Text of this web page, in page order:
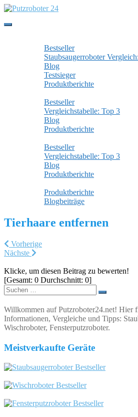
Skip to main content
Toggle navigation
Bestseller
Staubsaugerroboter
Blog
Testsieger
Produktberichte
Bestseller
Vergleichstabelle: Top 3
Blog
Produktberichte
Bestseller
Vergleichstabelle: Top 3
Blog
Produktberichte
Produktberichte
Blogbeiträge
Tierhaare entfernen
Vorherige
Nächste
Klicke, um diesen Beitrag zu bewerten!
[Gesamt: 0 Durchschnitt: 0]
Suchen
nach:
Willkommen auf Putzroboter24.net! Hier
Informationen, Vergleiche und Tipps:
Wischroboter, Fensterputzroboter.
Meistverkaufte Geräte